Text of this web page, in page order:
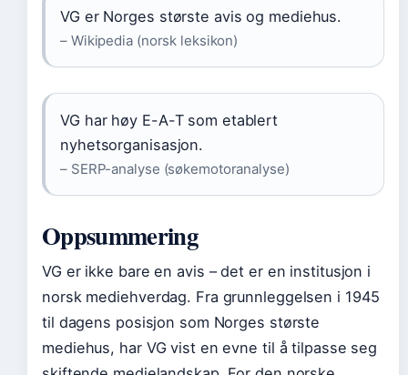
VG er Norges største avis og mediehus.
– Wikipedia (norsk leksikon)
VG har høy E-A-T som etablert
nyhetsorganisasjon.
– SERP-analyse (søkemotoranalyse)
Oppsummering
VG er ikke bare en avis – det er en institusjon i
norsk mediehverdag. Fra grunnleggelsen i 1945
til dagens posisjon som Norges største
mediehus, har VG vist en evne til å tilpasse seg